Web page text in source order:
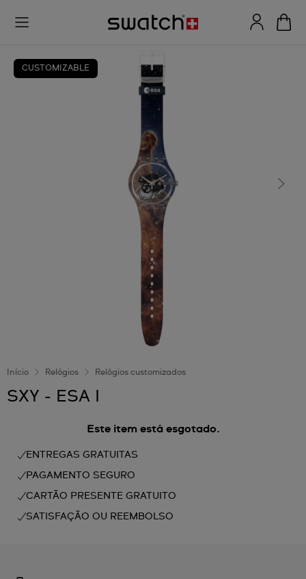
CUSTOMIZABLE
Início Relógios Relógios customizados
SXY - ESA I
Este item está esgotado.
ENTREGAS GRATUITAS
PAGAMENTO SEGURO
CARTÃO PRESENTE GRATUITO
SATISFAÇÃO OU REEMBOLSO